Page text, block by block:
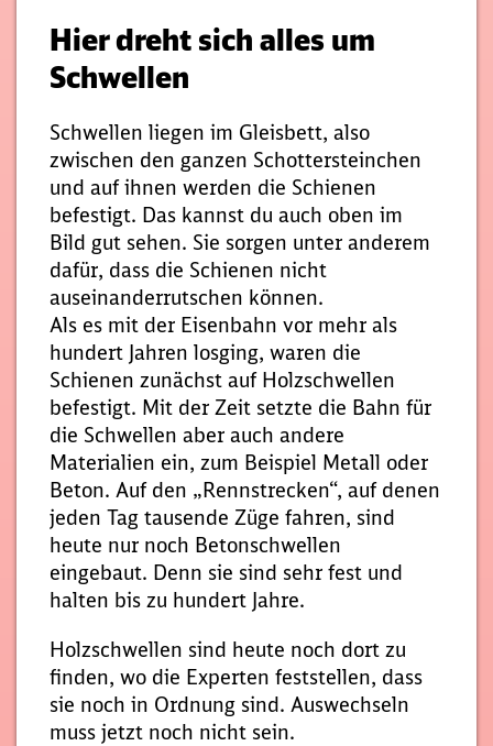
Hier dreht sich alles um
Schwellen
Schwellen liegen im Gleisbett, also
zwischen den ganzen Schottersteinchen
und auf ihnen werden die Schienen
befestigt. Das kannst du auch oben im
Bild gut sehen. Sie sorgen unter anderem
dafür, dass die Schienen nicht
auseinanderrutschen können.
Als es mit der Eisenbahn vor mehr als
hundert Jahren losging, waren die
Schienen zunächst auf Holzschwellen
befestigt. Mit der Zeit setzte die Bahn für
die Schwellen aber auch andere
Materialien ein, zum Beispiel Metall oder
Beton. Auf den „Rennstrecken“, auf denen
jeden Tag tausende Züge fahren, sind
heute nur noch Betonschwellen
eingebaut. Denn sie sind sehr fest und
halten bis zu hundert Jahre.
Holzschwellen sind heute noch dort zu
finden, wo die Experten feststellen, dass
sie noch in Ordnung sind. Auswechseln
muss jetzt noch nicht sein.